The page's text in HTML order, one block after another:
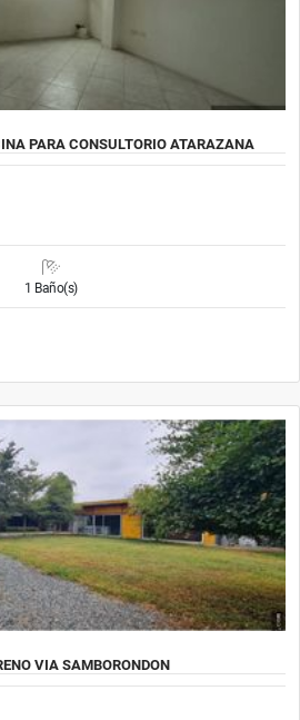
PARA CONSULTORIO ATARAZANA
1 Baño(s)
VIA SAMBORONDON